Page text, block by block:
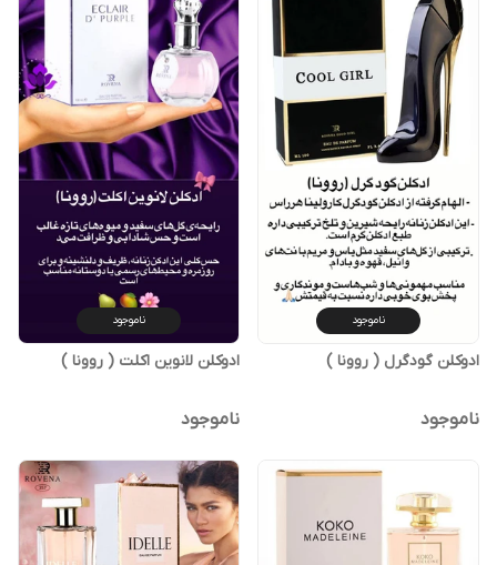
ناموجود
ادوکلن گودگرل ( روونا )
ناموجود
ناموجود
ادوکلن لانوین اکلت ( روونا )
ناموجود